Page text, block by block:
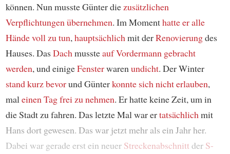
können. Nun musste Günter diezusätzlichen
Verpflichtungenübernehmen. Im Momenthatte er alle
Hände voll zu tun,hauptsächlichmit derRenovierungdes
Hauses. DasDachmussteauf Vordermann gebracht
werden, und einigeFensterwarenundicht. Der Winter
stand kurz bevorund Günterkonnte sich nicht erlauben,
maleinen Tag frei zu nehmen. Er hatte keine Zeit, um in
die Stadt zu fahren. Das letzte Mal war ertatsächlichmit
Hans dort gewesen. Das war jetzt mehr als ein Jahr her.
Dabei war gerade erst ein neuer Streckenabschnittder S-